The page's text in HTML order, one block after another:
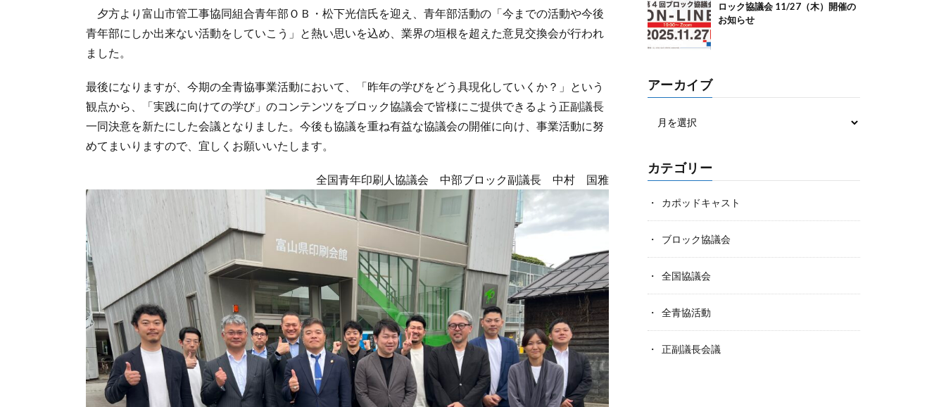
夕方より富山市管工事協同組合青年部ＯＢ・松下光信氏を迎え、青年部活動の「今までの活動や今後
青年部にしか出来ない活動をしていこう」と熱い思いを込め、業界の垣根を超えた意見交換会が行われ
ました。
最後になりますが、今期の全青協事業活動において、「昨年の学びをどう具現化していくか？」という
観点から、「実践に向けての学び」のコンテンツをブロック協議会で皆様にご提供できるよう正副議長
一同決意を新たにした会議となりました。今後も協議を重ね有益な協議会の開催に向け、事業活動に努
めてまいりますので、宜しくお願いいたします。
全国青年印刷人協議会 中部ブロック副議長 中村 国雅
ロック協議会 11/27（木）開催の
お知らせ
アーカイブ
カテゴリー
カポッドキャスト
ブロック協議会
全国協議会
全青協活動
正副議長会議